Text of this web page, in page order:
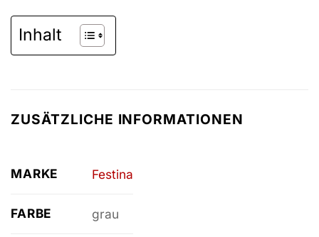
Inhalt
ZUSÄTZLICHE INFORMATIONEN
MARKE Festina
FARBE grau